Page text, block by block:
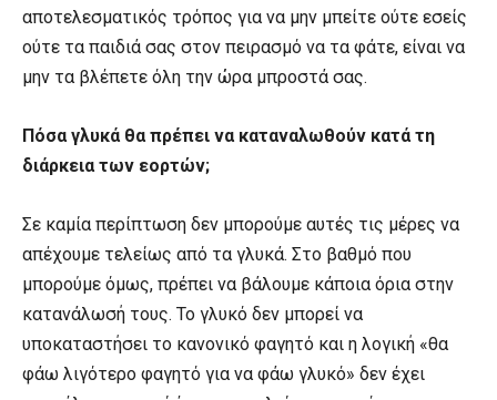
αποτελεσματικός τρόπος για να μην μπείτε ούτε εσείς
ούτε τα παιδιά σας στον πειρασμό να τα φάτε, είναι να
μην τα βλέπετε όλη την ώρα μπροστά σας.
Πόσα γλυκά θα πρέπει να καταναλωθούν κατά τη
διάρκεια των εορτών;
Σε καμία περίπτωση δεν μπορούμε αυτές τις μέρες να
απέχουμε τελείως από τα γλυκά. Στο βαθμό που
μπορούμε όμως, πρέπει να βάλουμε κάποια όρια στην
κατανάλωσή τους. Το γλυκό δεν μπορεί να
υποκαταστήσει το κανονικό φαγητό και η λογική «θα
φάω λιγότερο φαγητό για να φάω γλυκό» δεν έχει